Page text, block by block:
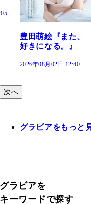
斎藤恭代
『BOUND』
2026年08月02日 12:35
次へ
グラビアをもっと
グラビアを
キーワードで探す